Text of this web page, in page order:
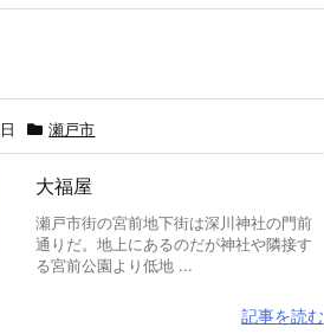
瀬戸市
大福屋
瀬戸市街の宮前地下街は深川神社の門前
通りだ。地上にあるのだが神社や隣接す
る宮前公園より低地 ...
記事を読む